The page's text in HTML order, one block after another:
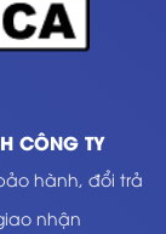
CÔNG TY
hành, đổi trả
nhận